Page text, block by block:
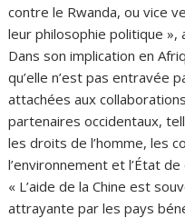
contre le Rwanda, ou vice
leur philosophie politique »,
Dans son implication en
qu’elle n’est pas entravée
attachées aux
partenaires occidentaux,
les droits de l’homme, les
l’environnement et l’État
« L’aide de la Chine est
attrayante par les pays